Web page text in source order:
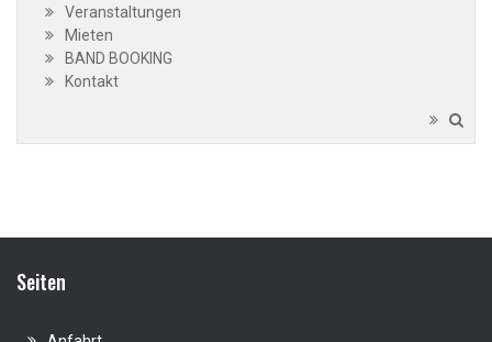
Veranstaltungen
Mieten
BAND BOOKING
Kontakt
Seiten